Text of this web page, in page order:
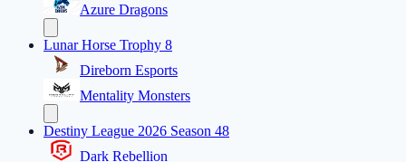
Azure Dragons
Lunar Horse Trophy 8
Direborn Esports
Mentality Monsters
Destiny League 2026 Season 48
Dark Rebellion